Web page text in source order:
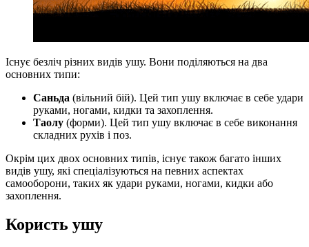
Існує безліч різних видів ушу. Вони поділяються на два
основних типи:
Саньда (вільний бій). Цей тип ушу включає в себе удари
руками, ногами, кидки та захоплення.
Таолу (форми). Цей тип ушу включає в себе виконання
складних рухів і поз.
Окрім цих двох основних типів, існує також багато інших
видів ушу, які спеціалізуються на певних аспектах
самооборони, таких як удари руками, ногами, кидки або
захоплення.
Користь ушу